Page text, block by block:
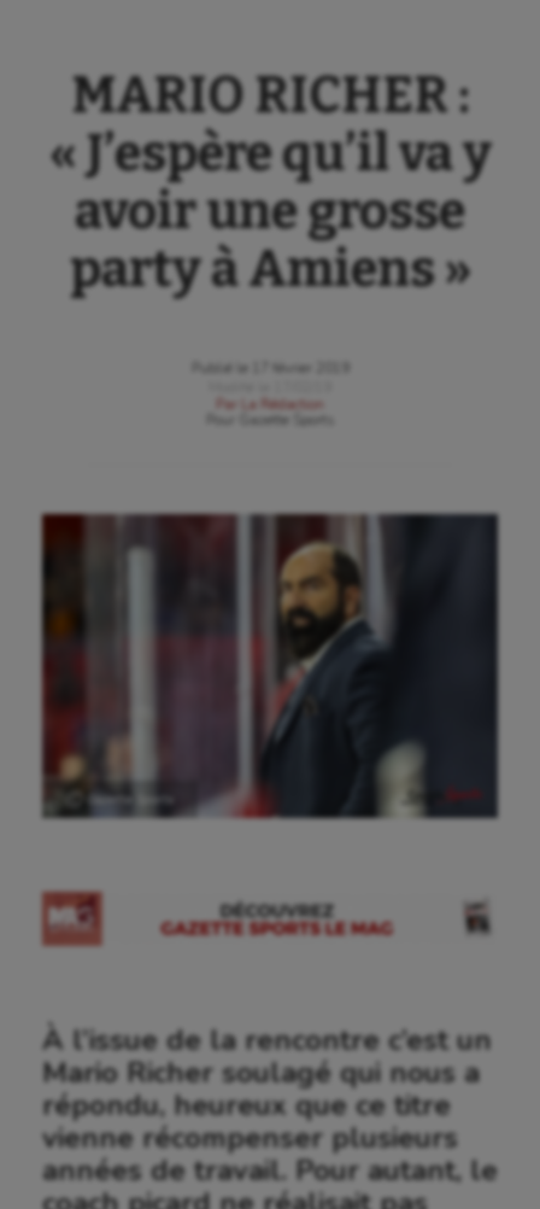
MARIO RICHER :
« J’espère qu’il va y
avoir une grosse
party à Amiens »
Publié le
17 février 2019
Par
La Rédaction
Gazette Sports
Ⓒ Gazette Sports
À l’issue de la rencontre c’est un
Mario Richer soulagé qui nous a
répondu, heureux que ce titre
vienne récompenser plusieurs
années de travail. Pour autant, le